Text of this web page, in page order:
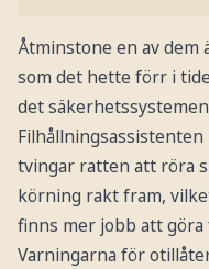
Åtminstone en av dem
som det hette förr i
det
tvingar ratten att röra
körning rakt fram,
finns mer jobb att
Varningarna för